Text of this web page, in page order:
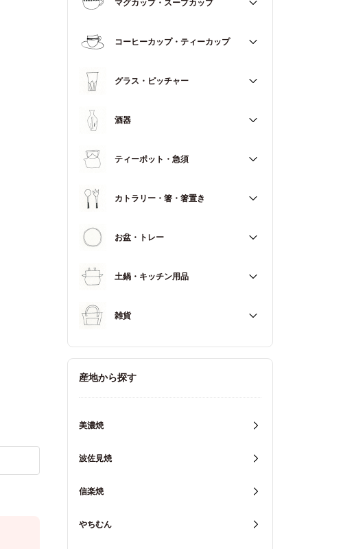
丼（どんぶり）
蕎麦猪口（そばちょこ）
マグカップ・スープカップ
スープカップ
コーヒーカップ・ティーカップ
グラス・ピッチャー
すべて
酒器
お猪口（おちょこ）
ティーポット・急須
カトラリー・箸・箸置き
すべて
箸
お盆・トレー
すべて
土鍋・キッチン用品
すべて
キッチン用品
重箱・弁当箱
雑貨
すべて
産地から探す
美濃焼
波佐見焼
信楽焼
やちむん